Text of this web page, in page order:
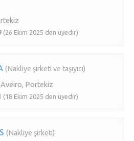
(26 Ekim 2025 den üyedir)
(Nakliye şirketi ve taşıyıcı)
Portekiz
(18 Ekim 2025 den üyedir)
(Nakliye şirketi)